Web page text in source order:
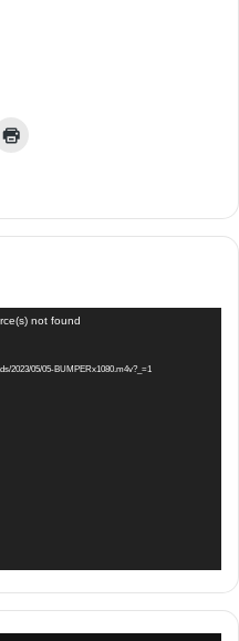
not found
2023/05/05-BUMPERx1080.m4v?_=1